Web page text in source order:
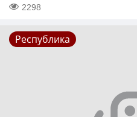
2298
Республика